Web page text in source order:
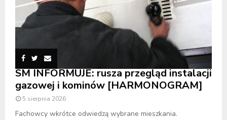
SM INFORMUJE: rusza przegląd instalacji
gazowej i kominów [HARMONOGRAM]
5 sierpnia 2026
Fachowcy wkrótce odwiedzą wybrane mieszkania.